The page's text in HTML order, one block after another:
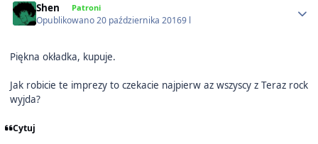
Shen Patroni
Opublikowano20 października 20169 l
Piękna okładka, kupuje.
Jak robicie te imprezy to czekacie najpierw az wszyscy z Teraz rock
wyjda?
Cytuj